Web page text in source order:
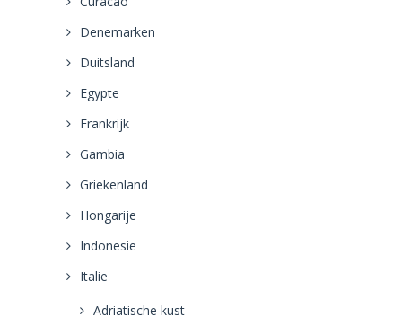
Denemarken
Duitsland
Egypte
Frankrijk
Gambia
Griekenland
Hongarije
Indonesie
Italie
Adriatische kust